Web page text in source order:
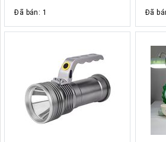
Đã bán: 1 Đã